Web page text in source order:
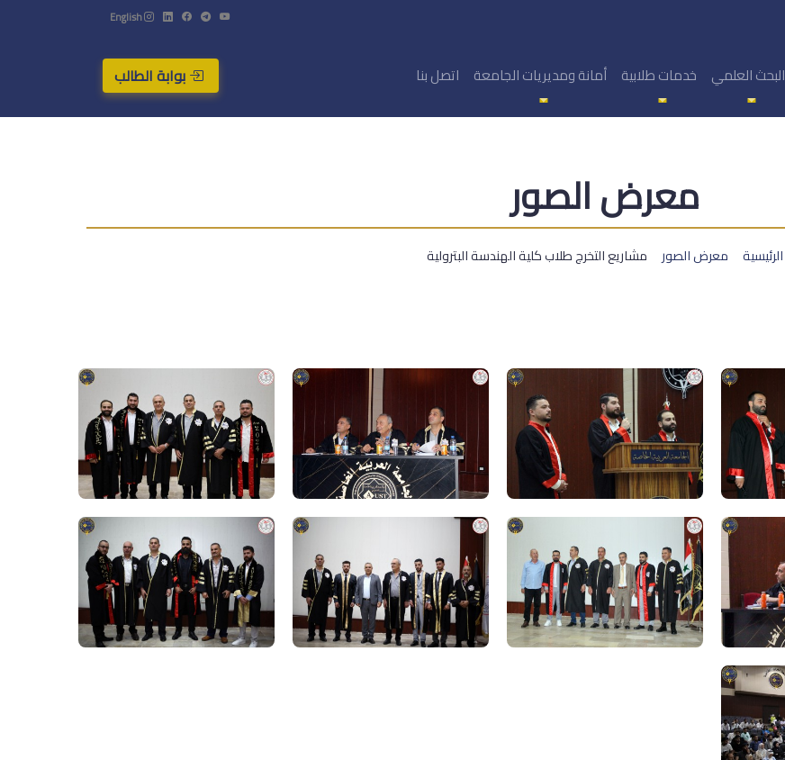
English
البحث العلمي خدمات طلابية أمانة ومديريات الجامعة اتصل بنا بوابة الطالب
معرض الصور
الرئيسية معرض الصور مشاريع التخرج طلاب كلية الهندسة البترولية